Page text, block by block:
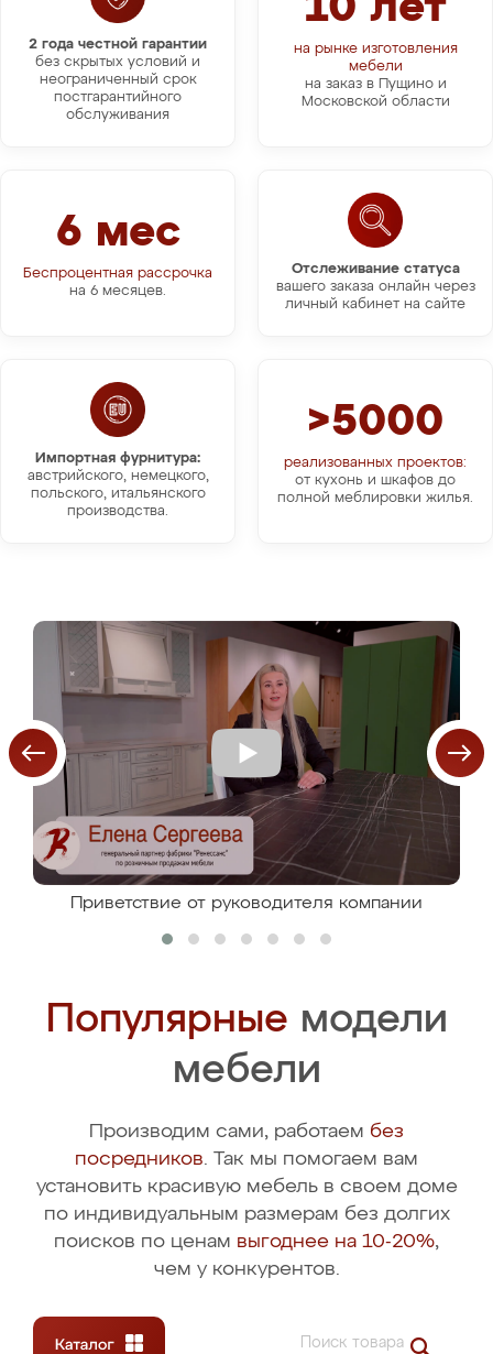
10 лет
на рынке изготовления
мебели
на заказ в Пущино и
Московской области
2 года честной гарантии
без скрытых условий и
неограниченный срок
постгарантийного
обслуживания
Отслеживание статуса
вашего заказа онлайн через
личный кабинет на сайте
6 мес
Беспроцентная рассрочка
на 6 месяцев.
Импортная фурнитура:
австрийского, немецкого,
польского, итальянского
производства.
>5000
реализованных проектов:
от кухонь и шкафов до
полной меблировки жилья.
Приветствие от руководителя компании
Популярные модели
мебели
Производим сами, работаем без
посредников. Так мы помогаем вам
установить красивую мебель в своем доме
по индивидуальным размерам без долгих
поисков по ценам выгоднее на 10-20%,
чем у конкурентов.